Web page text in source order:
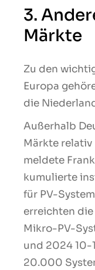
3.
Märkte
Zu den
Europa
die
Außerhalb
Märkte relativ
meldete
kumulierte
für PV-
erreichten
Mikro-PV-
und 2024 10-
20.000